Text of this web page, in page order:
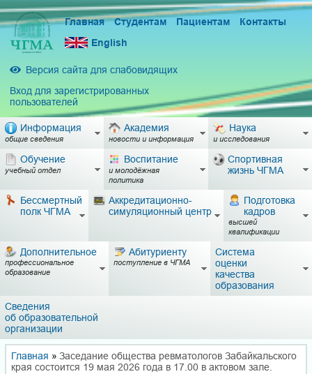
Главная Студентам Пациентам
Контакты
English
Версия сайта для слабовидящих
Вход для зарегистрированных
пользователей
Информация
общие сведения
Академия
новости и информация
Наука
и исследования
Обучение
учебный отдел
Воспитание
и молодёжная
политика
Спортивная
жизнь ЧГМА
Бессмертный
полк ЧГМА
Аккредитационно-
симуляционный центр
Подготовка
кадров
высшей
квалификации
Дополнительное
профессиональное
образование
Абитуриенту
поступление в ЧГМА
Система
оценки
качества
образования
Сведения
об образовательной
организации
Главная » Заседание общества ревматологов Забайкальского
края состоится 19 мая 2026 года в 17.00 в актовом зале.